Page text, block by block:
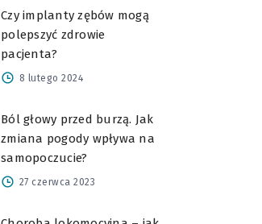
Czy implanty zębów mogą
polepszyć zdrowie
pacjenta?
8 lutego 2024
Ból głowy przed burzą. Jak
zmiana pogody wpływa na
samopoczucie?
27 czerwca 2023